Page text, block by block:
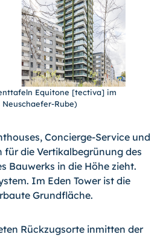
Equitone [tectiva] im
Rube)
Concierge-Service und
für die Vertikalbegrünung des
Bauwerks in die Höhe zieht.
Im Eden Tower ist die
Grundfläche.
Rückzugsorte inmitten der